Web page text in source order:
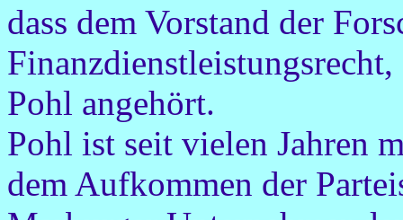
dass dem Vorstand der
Pohl angehört.
Pohl ist seit vielen Jahren
dem Aufkommen der